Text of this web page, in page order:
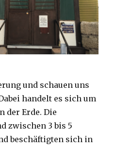
und schauen uns
handelt es sich um
der Erde. Die
zwischen 3 bis 5
beschäftigten sich in